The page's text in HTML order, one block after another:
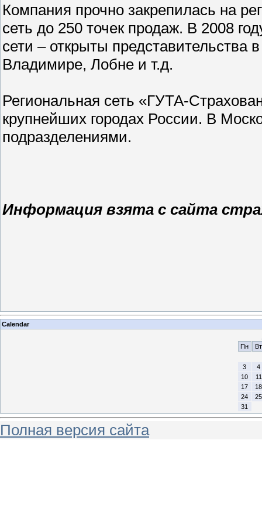
Компания прочно закрепилась на
сеть до 250 точек продаж. В 2008
сети – открыты
Владимире, Лобне и т.д.
Региональная сеть «ГУТА-
крупнейших городах России. В
подразделениями.
Информация взята с сайта
Calendar
Пн
Вт
3
4
10
11
17
18
24
25
31
Полная версия сайта